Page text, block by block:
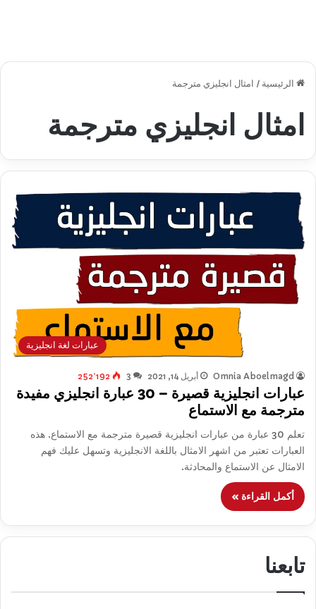
الرئيسية / امثال انجليزي مترجمة
امثال انجليزي مترجمة
عبارات لغة انجليزية
Omnia Aboelmagd أبريل 14, 2021 3 252٬192
عبارات انجليزية قصيرة – 30 عبارة انجليزي مفيدة
مترجمة مع الاستماع
تعلم 30 عبارة من عبارات انجليزية قصيرة مترجمة مع الاستماع. هذه
العبارات تعتبر من اشهر الامثال باللغة الانجليزية وتسهل عليك فهم
الامثال عن الاستماع والمحادثة.
أكمل القراءة »
تابعنا